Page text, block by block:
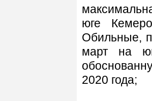
юге
Обильные,
март на
2020 года;